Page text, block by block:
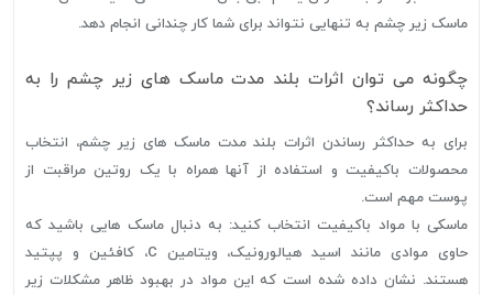
ماسک زیر چشم به تنهایی نتواند برای شما کار چندانی انجام دهد.
چگونه می توان اثرات بلند مدت ماسک های زیر چشم را به
حداکثر رساند؟
برای به حداکثر رساندن اثرات بلند مدت ماسک های زیر چشم، انتخاب
محصولات باکیفیت و استفاده از آنها همراه با یک روتین مراقبت از
پوست مهم است.
ماسکی با مواد باکیفیت انتخاب کنید: به دنبال ماسک هایی باشید که
حاوی موادی مانند اسید هیالورونیک، ویتامین C، کافئین و پپتید
هستند. نشان داده شده است که این مواد در بهبود ظاهر مشکلات زیر